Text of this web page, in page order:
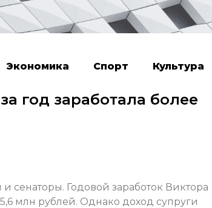
Экономика Спорт Культура
год заработала более
сенаторы. Годовой заработок Виктора
млн рублей. Однако доход супруги